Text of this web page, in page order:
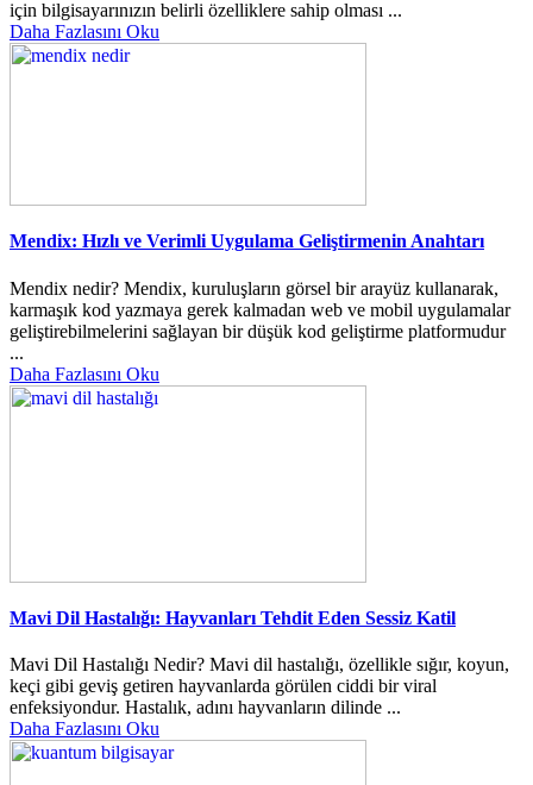
için bilgisayarınızın belirli özelliklere sahip olması ...
Daha Fazlasını Oku
Mendix: Hızlı ve Verimli Uygulama Geliştirmenin Anahtarı
Mendix nedir? Mendix, kuruluşların görsel bir arayüz kullanarak,
karmaşık kod yazmaya gerek kalmadan web ve mobil uygulamalar
geliştirebilmelerini sağlayan bir düşük kod geliştirme platformudur
...
Daha Fazlasını Oku
Mavi Dil Hastalığı: Hayvanları Tehdit Eden Sessiz Katil
Mavi Dil Hastalığı Nedir? Mavi dil hastalığı, özellikle sığır, koyun,
keçi gibi geviş getiren hayvanlarda görülen ciddi bir viral
enfeksiyondur. Hastalık, adını hayvanların dilinde ...
Daha Fazlasını Oku